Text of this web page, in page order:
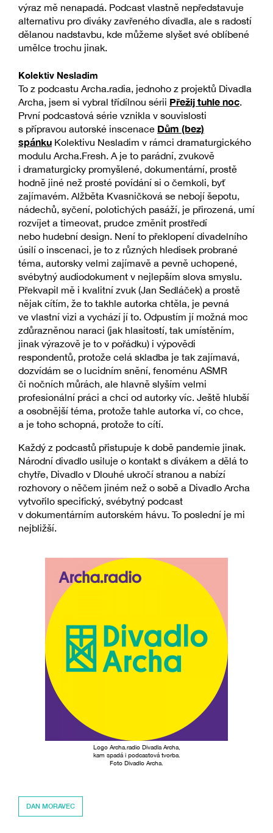
výraz mě nenapadá. Podcast vlastně nepředstavuje
alternativu pro diváky zavřeného divadla, ale s radostí
dělanou nadstavbu, kde můžeme slyšet své oblíbené
umělce trochu jinak.
Kolektiv Nesladim
To z podcastu Archa.radia, jednoho z projektů Divadla
Archa, jsem si vybral třídílnou sérii Přežij tuhle noc.
První podcastová série vznikla v souvislosti
s přípravou autorské inscenace Dům (bez)
spánku Kolektivu Nesladim v rámci dramaturgického
modulu Archa.Fresh. A je to parádní, zvukově
i dramaturgicky promyšlené, dokumentární, prostě
hodně jiné než prosté povídání si o čemkoli, byť
zajímavém. Alžběta Kvasničková se nebojí šepotu,
nádechů, syčení, polotichých pasáží, je přirozená, umí
rozvíjet a timeovat, prudce změnit prostředí
nebo hudební design. Není to překlopení divadelního
úsilí o inscenaci, je to z různých hledisek probrané
téma, autorsky velmi zajímavě a pevně uchopené,
svébytný audiodokument v nejlepším slova smyslu.
Překvapil mě i kvalitní zvuk (Jan Sedláček) a prostě
nějak cítím, že to takhle autorka chtěla, je pevná
ve vlastní vizi a vychází jí to. Odpustím jí možná moc
zdůrazněnou naraci (jak hlasitostí, tak umístěním,
jinak výrazově je to v pořádku) i výpovědi
respondentů, protože celá skladba je tak zajímavá,
dozvídám se o lucidním snění, fenoménu ASMR
či nočních můrách, ale hlavně slyším velmi
profesionální práci a chci od autorky víc. Ještě hlubší
a osobnější téma, protože tahle autorka ví, co chce,
a je toho schopná, protože to cítí.
Každý z podcastů přistupuje k době pandemie jinak.
Národní divadlo usiluje o kontakt s divákem a dělá to
chytře, Divadlo v Dlouhé ukročí stranou a nabízí
rozhovory o něčem jiném než o sobě a Divadlo Archa
vytvořilo specifický, svébytný podcast
v dokumentárním autorském hávu. To poslední je mi
nejbližší.
Logo Archa.radio Divadla Archa,
kam spadá i podcastová tvorba.
Foto Divadlo Archa.
DAN MORAVEC